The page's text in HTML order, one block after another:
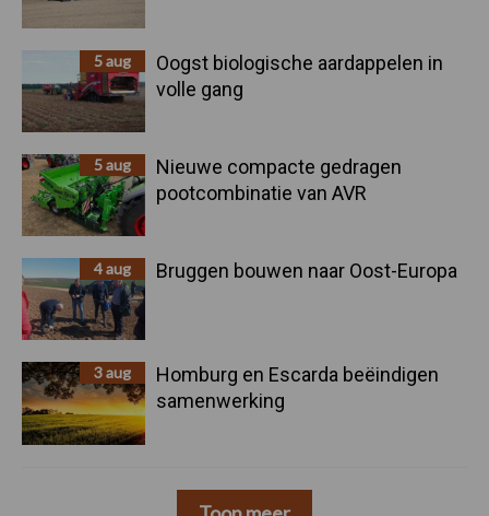
5 aug
Oogst biologische aardappelen in
volle gang
5 aug
Nieuwe compacte gedragen
pootcombinatie van AVR
4 aug Bruggen bouwen naar Oost-Europa
3 aug
Homburg en Escarda beëindigen
samenwerking